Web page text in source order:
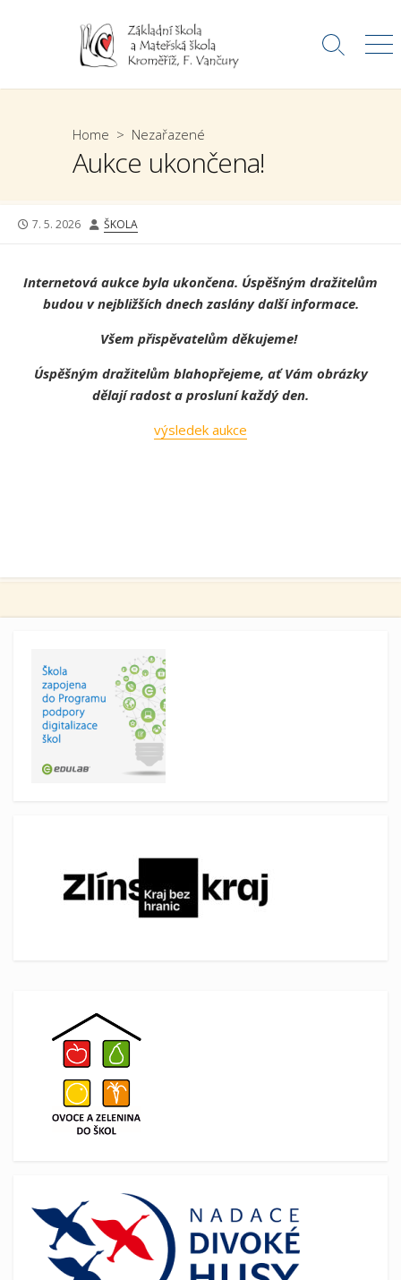
Search
Home > Nezařazené
Aukce ukončena!
PUBLISHED
7. 5. 2026 AUTHOR
ŠKOLA
Internetová aukce byla ukončena. Úspěšným dražitelům
budou v nejbližších dnech zaslány další informace.
Všem přispěvatelům děkujeme!
Úspěšným dražitelům blahopřejeme, ať Vám obrázky
dělají radost a prosluní každý den.
výsledek aukce